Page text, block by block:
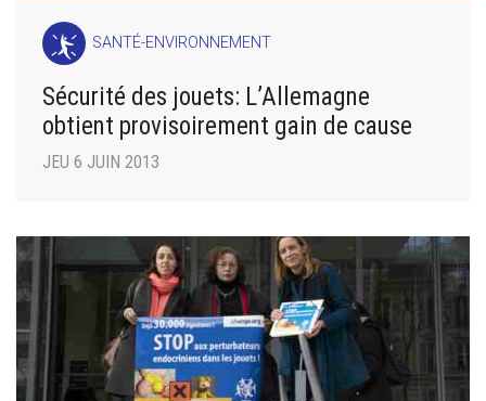
SANTÉ-ENVIRONNEMENT
Sécurité des jouets: L’Allemagne
obtient provisoirement gain de cause
JEU 6 JUIN 2013